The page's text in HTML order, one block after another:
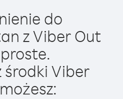
do
z Viber Out
środki Viber